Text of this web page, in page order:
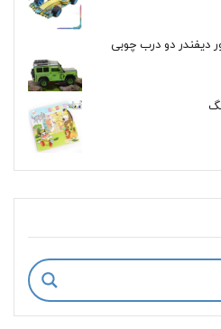
دیفندر دو درب چوبی